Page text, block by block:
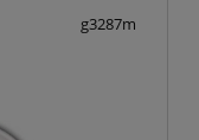
g3287m